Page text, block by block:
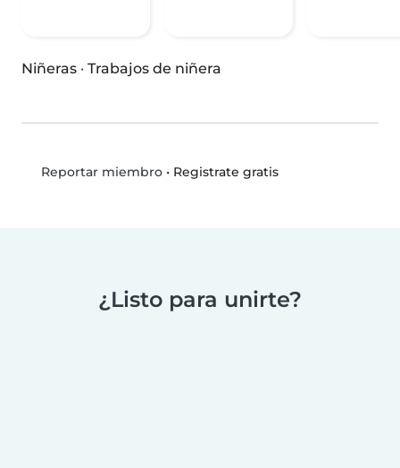
Niñeras · Trabajos de niñera
Reportar miembro• Registrate gratis
¿Listo para unirte?